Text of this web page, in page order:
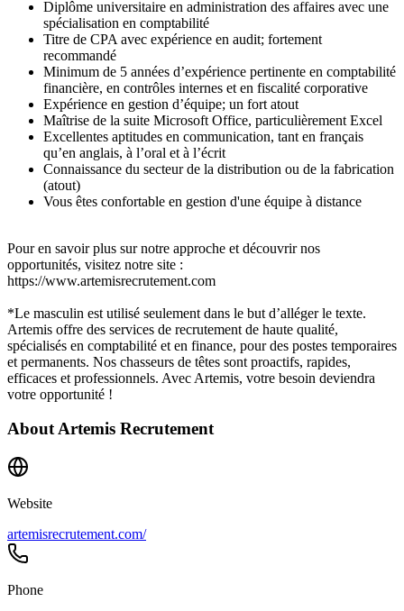
Diplôme universitaire en administration des affaires avec une
spécialisation en comptabilité
Titre de CPA avec expérience en audit; fortement
recommandé
Minimum de 5 années d’expérience pertinente en comptabilité
financière, en contrôles internes et en fiscalité corporative
Expérience en gestion d’équipe; un fort atout
Maîtrise de la suite Microsoft Office, particulièrement Excel
Excellentes aptitudes en communication, tant en français
qu’en anglais, à l’oral et à l’écrit
Connaissance du secteur de la distribution ou de la fabrication
(atout)
Vous êtes confortable en gestion d'une équipe à distance
Pour en savoir plus sur notre approche et découvrir nos
opportunités, visitez notre site :
https://www.artemisrecrutement.com
*Le masculin est utilisé seulement dans le but d’alléger le texte.
Artemis offre des services de recrutement de haute qualité,
spécialisés en comptabilité et en finance, pour des postes temporaires
et permanents. Nos chasseurs de têtes sont proactifs, rapides,
efficaces et professionnels. Avec Artemis, votre besoin deviendra
votre opportunité !
AboutArtemis Recrutement
Website
artemisrecrutement.com/
Phone